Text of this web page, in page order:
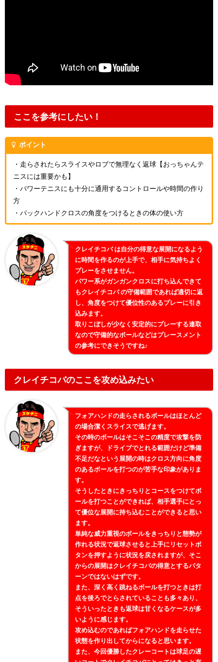
ここを参考にしたい！
ポイント
・走らされたらスライスやロブで無理なく返球【おっちゃんテ
ニスには重要かも】
・パワーテニスにも十分に通用するコントロールや時間の作り
方
・バックハンドクロスの角度をつけるときの体の使い方
クレイチコバ は自分の得意な展開になるよう
に時間を作るのが上手で、相手に気持ちよく
プレーをさせません。
パワー系がガンガンクロスに打ち込んできて
もクレイチコバ の守備範囲であれば適切に返
し、角度をつけて優位性のあるプレーに引き
込みます。
取りこぼしが少なく安定的にプレーする連取
なので守備的なボールなどはプレースメント
の参考にできそうですね♪
クレイチコバのここを攻め込みたい
フォアハンドの走らされるボールはほとんど
の場合潔くスライスで逃げます。
その時のボールはそこそこの精度で攻撃を防
ぎますが、ドライブでとれる範囲だけど準備
不足だなという展開の時はクロス方向に角度
のあるボールを打つのが苦手な印象がありま
す。
そうしたときにきっちりとコースをつけてボ
ールを打つことができれば、相手選手にとっ
て優位な展開に持ち込むことができると思い
ます。
単純な威力重視のボールをきっちりと態勢が
作れる状況で返球させると上手にリセットボ
タンを押すように状況を戻されますが、そこ
からの展開はクレイチコバの得意とするパタ
ーンではないはずです。
また、深く高く跳ねるボールを打つときは打
点を後ろでとらされていることも多々あり、
そういったときも返球は甘くなるケースが多
いように感じます。
攻め込むのであればフォアハンドを走らせた
状態を作り出してからになると思います。
また、今回優勝したクレーコートは球足の遅